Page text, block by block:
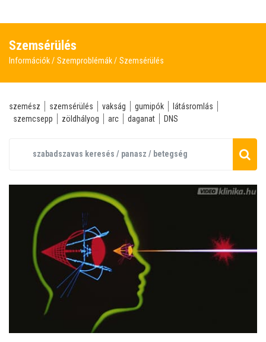
Szemsérülés
Információk Szemproblémák Szemsérülés
szemész szemsérülés vakság gumipók
látásromlás
szemcsepp
zöldhályog arc daganat DNS